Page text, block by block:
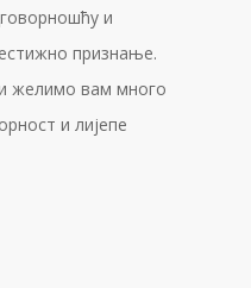
и
признање.
и желимо вам много
и лијепе